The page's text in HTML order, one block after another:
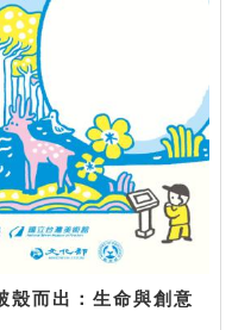
殼而出：生命與創意